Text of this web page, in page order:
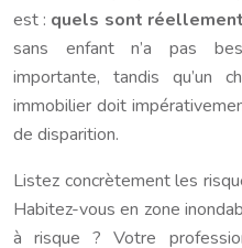
est : quels sont
sans enfant n’a pas
importante, tandis qu’un
immobilier doit
de disparition.
Listez concrètement les
Habitez-vous en zone
à risque ? Votre